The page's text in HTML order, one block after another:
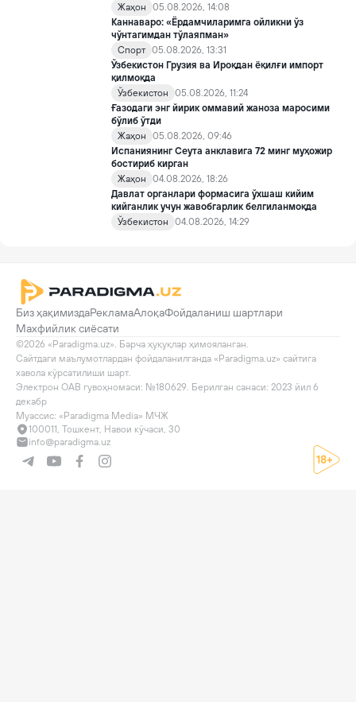
янги механизмлар жорий этилади.
Жаҳон
05.08.2026, 14:08
Каннаваро: «Ёрдамчиларимга ойликни ўз
чўнтагимдан тўлаяпман»
Спорт 05.08.2026, 13:31
Ўзбекистон Грузия ва Ироқдан ёқилғи импорт
қилмоқда
Ўзбекистон
05.08.2026, 11:24
Ғазодаги энг йирик оммавий жаноза маросими
бўлиб ўтди
Жаҳон
05.08.2026, 09:46
Испаниянинг Сеута анклавига 72 минг муҳожир
бостириб кирган
Жаҳон
04.08.2026, 18:26
Давлат органлари формасига ўхшаш кийим
кийганлик учун жавобгарлик белгиланмоқда
Ўзбекистон
04.08.2026, 14:29
Биз ҳақимиздаРекламаАлоқаФойдаланиш шартлари
Махфийлик сиёсати
©2026 «Paradigma.uz». Барча ҳуқуқлар ҳимояланган.
Сайтдаги маълумотлардан фойдаланилганда «Paradigma.uz» сайтига
хавола кўрсатилиши шарт.
Электрон ОАВ гувоҳномаси: №180629. Берилган санаси: 2023 йил 6
декабр
Муассис: «Paradigma Media» МЧЖ
100011, Тошкент, Навои кўчаси, 30
info@paradigma.uz